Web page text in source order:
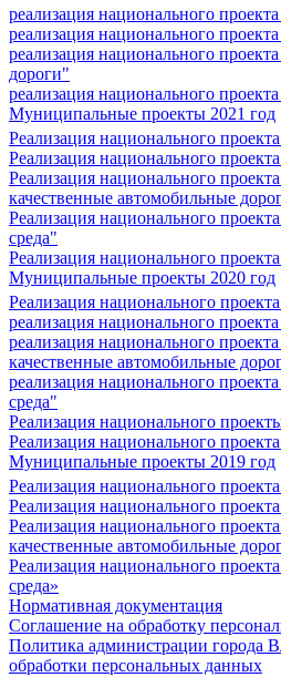
реализация национального
реализация национального
реализация национального
дороги"
реализация национального
Муниципальные проекты 2021 год
Реализация национального
Реализация национального
Реализация национального
качественные автомобильные
Реализация национального
среда"
Реализация национального
Муниципальные проекты 2020 год
Реализация национального
реализация национального
реализация национального
качественные автомобильные
реализация национального
среда"
Реализация национального
Реализация национального
Муниципальные проекты 2019 год
Реализация национального
Реализация национального
Реализация национального
качественные автомобильные
Реализация национального
среда»
Нормативная документация
Соглашение на обработку
Политика администрации города
обработки персональных данных